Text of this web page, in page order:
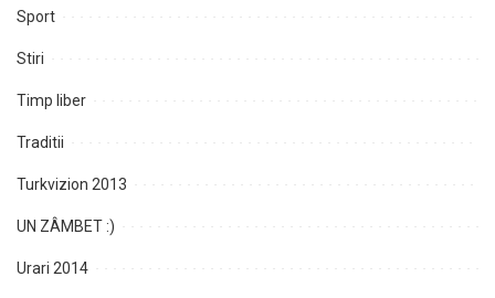
Sport
Stiri
Timp liber
Traditii
Turkvizion 2013
UN ZÂMBET :)
Urari 2014